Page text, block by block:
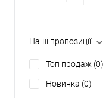
Наші пропозиції
Топ продаж (0)
Новинка (0)